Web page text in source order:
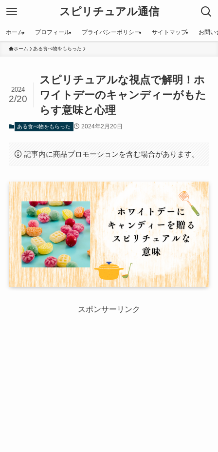
スピリチュアル通信
ホーム プロフィール プライバシーポリシー サイトマップ お問い
ホーム ある食べ物をもらった
スピリチュアルな視点で解明！ホ
ワイトデーのキャンディーがもた
らす意味と心理
2024
2/20
ある食べ物をもらった 2024年2月20日
記事内に商品プロモーションを含む場合があります。
スポンサーリンク